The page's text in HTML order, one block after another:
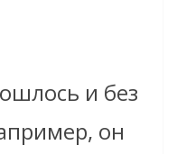
и без
он